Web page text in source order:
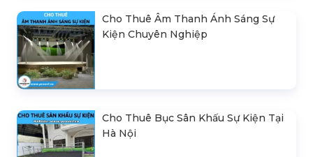
Cho Thuê Âm Thanh Ánh Sáng Sự
Kiện Chuyên Nghiệp
Cho Thuê Bục Sân Khấu Sự Kiện Tại
Hà Nội